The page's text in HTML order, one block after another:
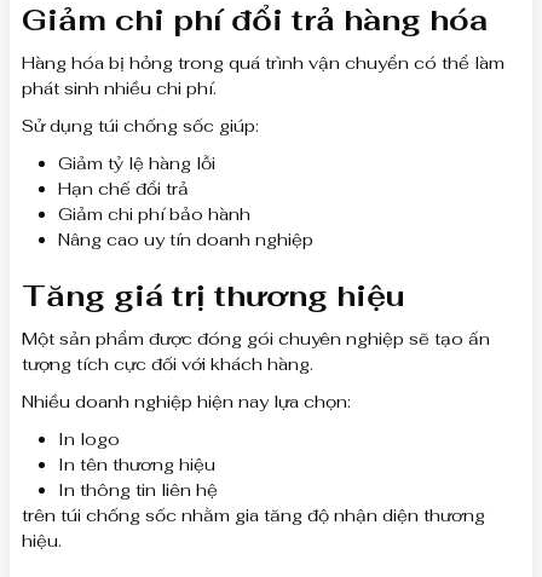
Giảm chi phí đổi trả hàng hóa
Hàng hóa bị hỏng trong quá trình vận chuyển có thể làm
phát sinh nhiều chi phí.
Sử dụng túi chống sốc giúp:
Giảm tỷ lệ hàng lỗi
Hạn chế đổi trả
Giảm chi phí bảo hành
Nâng cao uy tín doanh nghiệp
Tăng giá trị thương hiệu
Một sản phẩm được đóng gói chuyên nghiệp sẽ tạo ấn
tượng tích cực đối với khách hàng.
Nhiều doanh nghiệp hiện nay lựa chọn:
In logo
In tên thương hiệu
In thông tin liên hệ
trên túi chống sốc nhằm gia tăng độ nhận diện thương
hiệu.